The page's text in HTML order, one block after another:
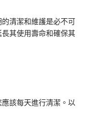
清潔和維護是必不可
其使用壽命和確保其
該每天進行清潔。以